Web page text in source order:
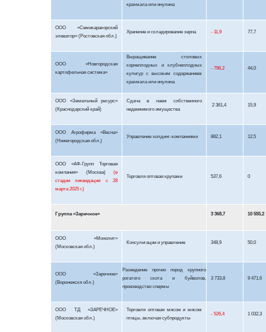
крахмала или инулина
ООО «Семикаракорский
элеватор» (Ростовская обл.)
Хранение и складирование зерна - 11,9 77,7
ООО «Новгородская
картофельная система»
Выращивание столовых
корнеплодных и клубнеплодных
культур с высоким содержанием
крахмала или инулина
- 796,2 44,0
ООО «Земельный ресурс»
(Краснодарский край)
Сдача в наем собственного
недвижимого имущества
2 361,4 15,9
ООО Агрофирма «Весна»
(Нижегородская обл.)
Управление холдинг-компаниями 882,1 12,5
ООО «АФ-Групп Торговая
компания» (Москва) (в
стадии ликвидации с 28
марта 2025 г.)
Торговля оптовая крупами 537,6 0
Группа «Заречное» 3 368,7 10 555,2
ООО «Монолит»
(Московская обл.)
Консультации и управление 348,9 50,0
ООО «Заречное»
(Воронежскя обл.)
Разведение прочих пород крупного
рогатого скота и буйволов,
производство спермы
3 733,8 9 471,6
ООО ТД «ЗАРЕЧНОЕ»
(Московская обл.)
Торговля оптовая мясом и мясом
птицы, включая субпродукты
- 526,4 1 032,3